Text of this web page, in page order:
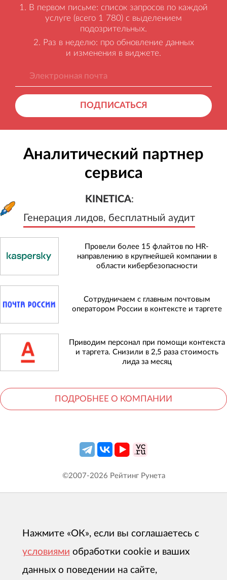
В первом письме: список запросов по каждой
услуге (всего 1 780) с выделением
подозрительных.
Раз в неделю: про обновление данных
и изменения в виджете.
ПОДПИСАТЬСЯ
Аналитический партнер
сервиса
KINETICA:
Генерация лидов, бесплатный аудит
Генерация лидов, бесплатный
Провели более 15 флайтов по HR-
направлению в крупнейшей компании в
области кибербезопасности
Сотрудничаем с главным почтовым
оператором России в контексте и таргете
Приводим персонал при помощи контекста
и таргета. Снизили в 2,5 раза стоимость
лида за месяц
ПОДРОБНЕЕ О КОМПАНИИ
©2007-2026 Рейтинг Рунета
Нажмите «ОК», если вы соглашаетесь с
условиями обработки cookie и ваших
данных о поведении на сайте,